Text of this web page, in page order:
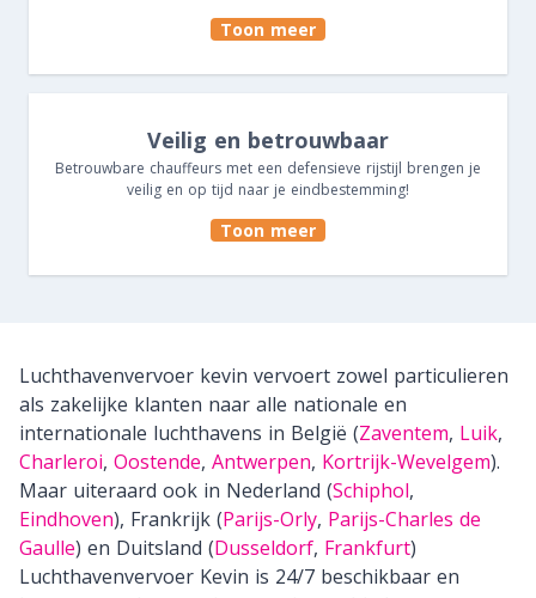
Toon meer
Veilig en betrouwbaar
Betrouwbare chauffeurs met een defensieve rijstijl brengen je
veilig en op tijd naar je eindbestemming!
Toon meer
Luchthavenvervoer kevin vervoert zowel particulieren
als zakelijke klanten naar alle nationale en
internationale luchthavens in België (Zaventem, Luik,
Charleroi, Oostende, Antwerpen, Kortrijk-Wevelgem).
Maar uiteraard ook in Nederland (Schiphol,
Eindhoven), Frankrijk (Parijs-Orly, Parijs-Charles de
Gaulle) en Duitsland (Dusseldorf, Frankfurt)
Luchthavenvervoer Kevin is 24/7 beschikbaar en